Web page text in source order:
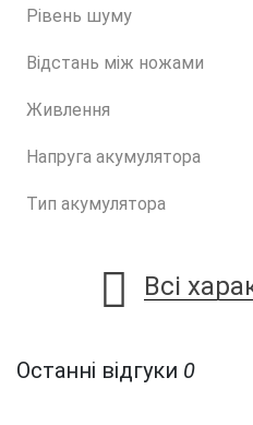
Рівень шуму
Відстань між ножами
Живлення
Напруга акумулятора
Тип акумулятора
Всі
Останні відгуки 0